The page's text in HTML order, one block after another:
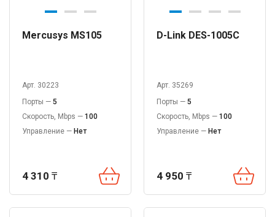
Mercusys MS105
Арт. 30223
Порты — 5
Скорость, Mbps — 100
Управление — Нет
4 310 ₸
D-Link DES-1005C
Арт. 35269
Порты — 5
Скорость, Mbps — 100
Управление — Нет
4 950 ₸